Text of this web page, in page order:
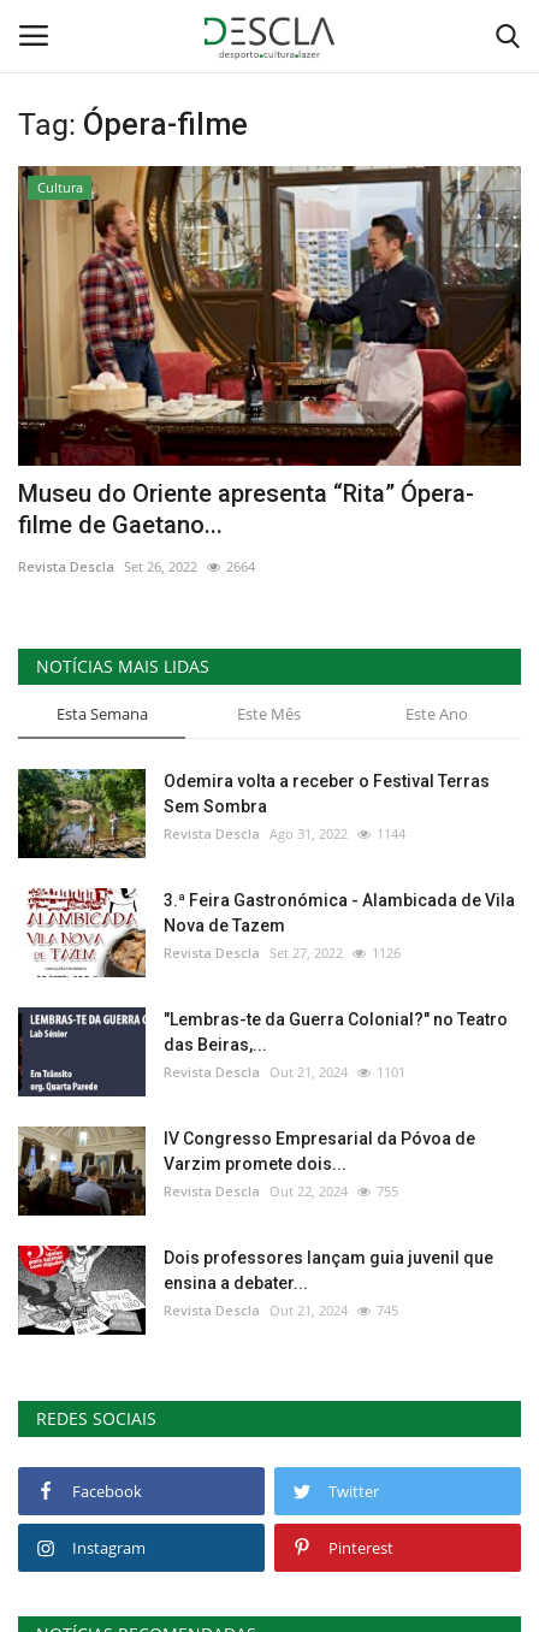
Login
Home
...by Descla
Desporto
Contactos
Sobre Nós
Educação
Estatuto Editorial
Saúde
Ficha técnica
Cultura
Lazer
Ambiente
Tag: Ópera-filme
Cultura
Museu do Oriente apresenta “Rita” Ópera-
filme de Gaetano...
Revista Descla Set 26, 2022 2664
NOTÍCIAS MAIS LIDAS
Esta Semana Este Mês Este Ano
Odemira volta a receber o Festival Terras
Sem Sombra
Revista Descla Ago 31, 2022 1144
3.ª Feira Gastronómica - Alambicada de Vila
Nova de Tazem
Revista Descla Set 27, 2022 1126
"Lembras-te da Guerra Colonial?" no Teatro
das Beiras,...
Revista Descla Out 21, 2024 1101
IV Congresso Empresarial da Póvoa de
Varzim promete dois...
Revista Descla Out 22, 2024 755
Dois professores lançam guia juvenil que
ensina a debater...
Revista Descla Out 21, 2024 745
REDES SOCIAIS
Facebook Twitter
Instagram Pinterest